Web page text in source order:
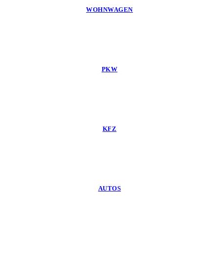
WOHNWAGEN
PKW
KFZ
AUTOS